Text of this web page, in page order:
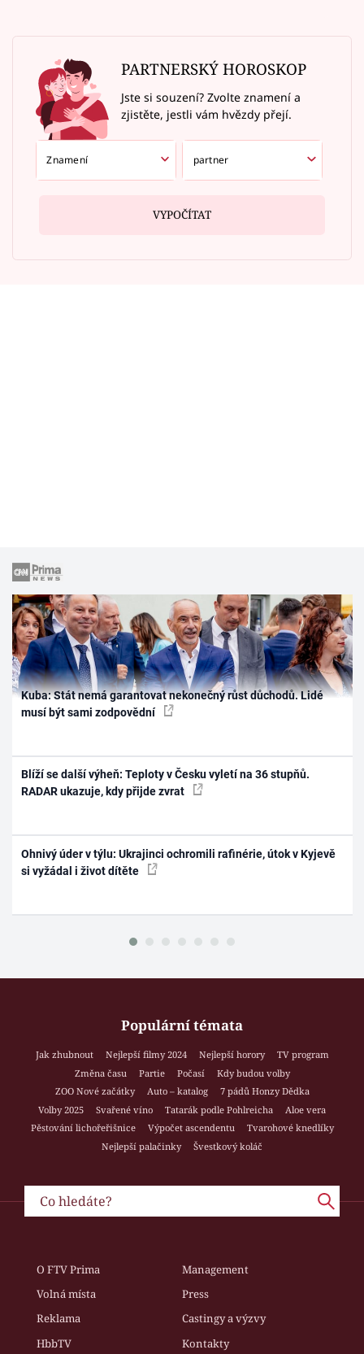
PARTNERSKÝ HOROSKOP
Jste si souzení? Zvolte znamení a
zjistěte, jestli vám hvězdy přejí.
VYPOČÍTAT
Kuba: Stát nemá garantovat nekonečný růst důchodů. Lidé
musí být sami zodpovědní
Blíží se další výheň: Teploty v Česku vyletí na 36 stupňů.
RADAR ukazuje, kdy přijde zvrat
Ohnivý úder v týlu: Ukrajinci ochromili rafinérie, útok v Kyjevě
si vyžádal i život dítěte
Populární témata
Jak zhubnout Nejlepší filmy 2024 Nejlepší horory
TV program
Změna času
Partie Počasí
Kdy budou volby
ZOO Nové začátky
Auto – katalog
7 pádů Honzy Dědka
Volby 2025
Svařené víno Tatarák podle Pohlreicha
Aloe vera
Pěstování lichořeřišnice
Výpočet ascendentu
Tvarohové knedlíky
Nejlepší palačinky
Švestkový koláč
O FTV Prima
Management
Volná místa
Press
Reklama
Castingy a výzvy
HbbTV
Kontakty